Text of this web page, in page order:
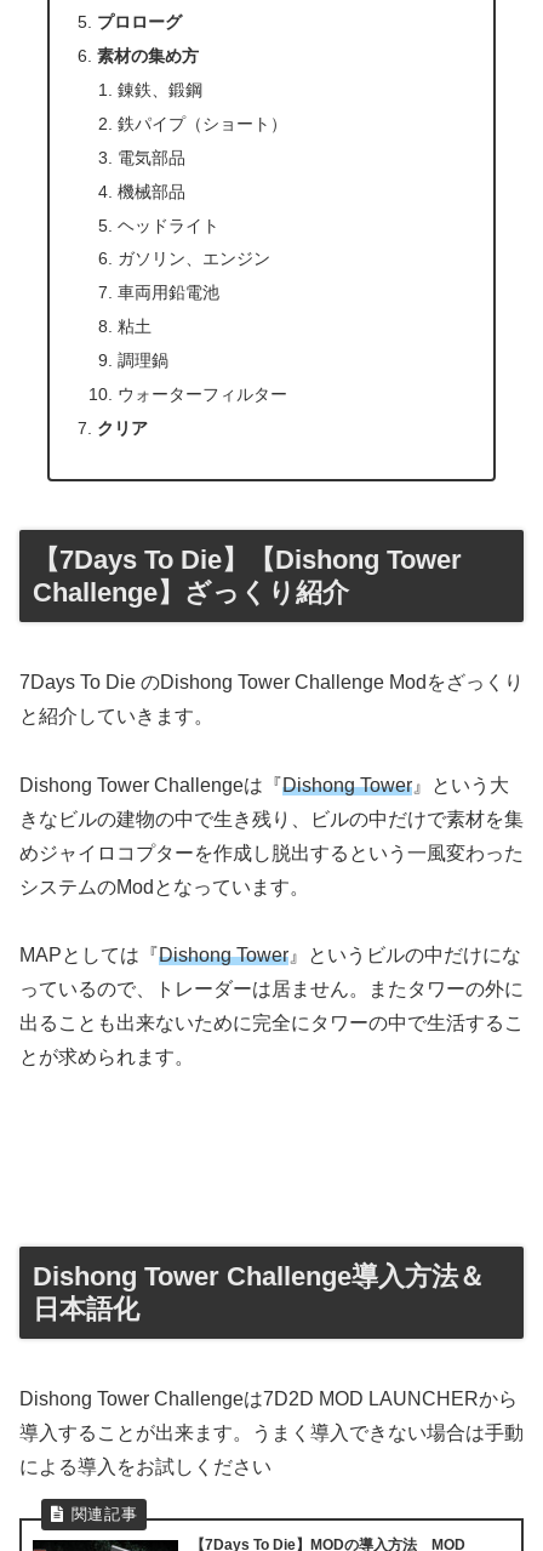
プロローグ
素材の集め方
錬鉄、鍛鋼
鉄パイプ（ショート）
電気部品
機械部品
ヘッドライト
ガソリン、エンジン
車両用鉛電池
粘土
調理鍋
ウォーターフィルター
クリア
【7Days To Die】【Dishong Tower
Challenge】ざっくり紹介
7Days To Die のDishong Tower Challenge Modをざっくり
と紹介していきます。
Dishong Tower Challengeは『Dishong Tower 』という大
きなビルの建物の中で生き残り、ビルの中だけで素材を集
めジャイロコプターを作成し脱出するという一風変わった
システムのModとなっています。
MAPとしては『 Dishong Tower』というビルの中だけにな
っているので、トレーダーは居ません。またタワーの外に
出ることも出来ないために完全にタワーの中で生活するこ
とが求められます。
Dishong Tower Challenge導入方法＆
日本語化
Dishong Tower Challengeは7D2D MOD LAUNCHERから
導入することが出来ます。うまく導入できない場合は手動
による導入をお試しください
【7Days To Die】MODの導入方法 MOD